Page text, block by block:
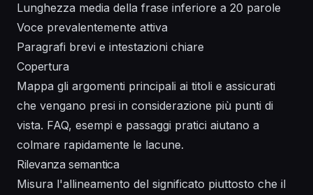
Lunghezza media della frase inferiore a 20 parole
Voce prevalentemente attiva
Paragrafi brevi e intestazioni chiare
Copertura
Mappa gli argomenti principali ai titoli e assicurati
che vengano presi in considerazione più punti di
vista. FAQ, esempi e passaggi pratici aiutano a
colmare rapidamente le lacune.
Rilevanza semantica
Misura l'allineamento del significato piuttosto che il